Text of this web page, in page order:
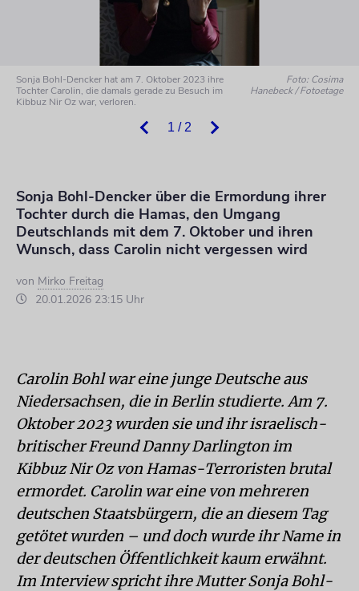
1 / 2
Sonja Bohl-Dencker hat am 7. Oktober 2023 ihre
Tochter Carolin, die damals gerade zu Besuch im
Kibbuz Nir Oz war, verloren.
Foto: Cosima
Hanebeck / Fotoetage
Sonja Bohl-Dencker über die Ermordung ihrer
Tochter durch die Hamas, den Umgang
Deutschlands mit dem 7. Oktober und ihren
Wunsch, dass Carolin nicht vergessen wird
von Mirko Freitag
20.01.2026 23:15 Uhr
Carolin Bohl war eine junge Deutsche aus
Niedersachsen, die in Berlin studierte. Am 7.
Oktober 2023 wurden sie und ihr israelisch-
britischer Freund Danny Darlington im
Kibbuz Nir Oz von Hamas-Terroristen brutal
ermordet. Carolin war eine von mehreren
deutschen Staatsbürgern, die an diesem Tag
getötet wurden – und doch wurde ihr Name in
der deutschen Öffentlichkeit kaum erwähnt.
Im Interview spricht ihre Mutter Sonja Bohl-